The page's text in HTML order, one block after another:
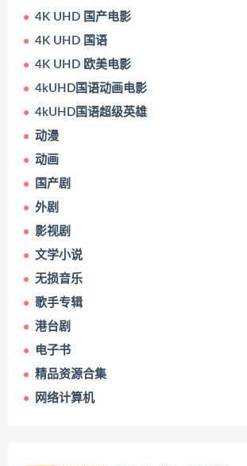
4K UHD 国产电影
4K UHD 国语
4K UHD 欧美电影
4kUHD国语动画电影
4kUHD国语超级英雄
动漫
动画
国产剧
外剧
影视剧
文学小说
无损音乐
歌手专辑
港台剧
电子书
精品资源合集
网络计算机